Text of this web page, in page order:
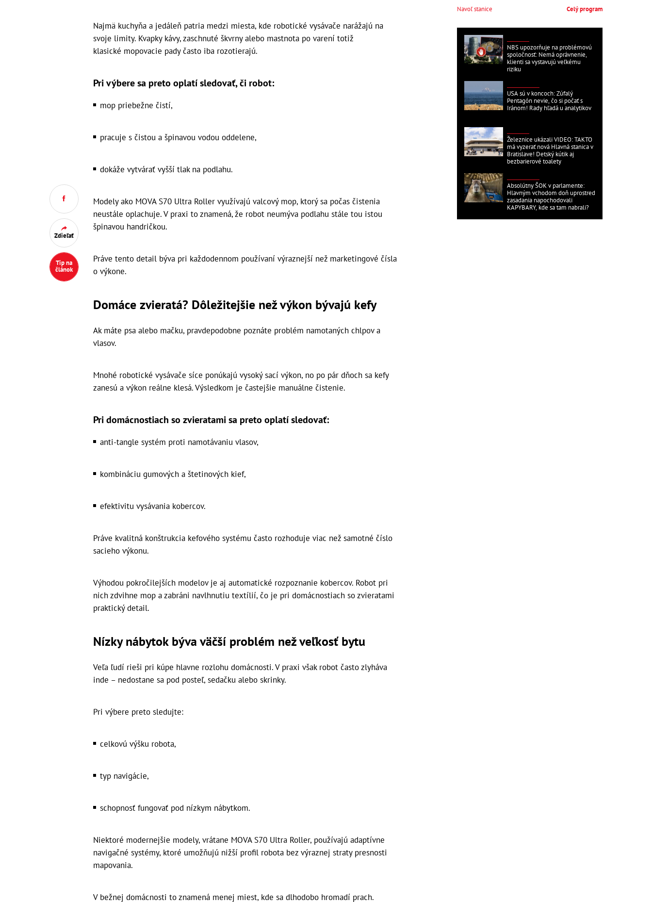
Zdieľať
Tip na
článok
Najmä kuchyňa a jedáleň patria medzi miesta, kde robotické vysávače narážajú na
svoje limity. Kvapky kávy, zaschnuté škvrny alebo mastnota po varení totiž
klasické mopovacie pady často iba rozotierajú.
Pri výbere sa preto oplatí sledovať, či robot:
mop priebežne čistí,
pracuje s čistou a špinavou vodou oddelene,
dokáže vytvárať vyšší tlak na podlahu.
Modely ako MOVA S70 Ultra Roller využívajú valcový mop, ktorý sa počas čistenia
neustále oplachuje. V praxi to znamená, že robot neumýva podlahu stále tou istou
špinavou handričkou.
Práve tento detail býva pri každodennom používaní výraznejší než marketingové čísla
o výkone.
Domáce zvieratá? Dôležitejšie než výkon bývajú kefy
Ak máte psa alebo mačku, pravdepodobne poznáte problém namotaných chlpov a
vlasov.
Mnohé robotické vysávače síce ponúkajú vysoký sací výkon, no po pár dňoch sa kefy
zanesú a výkon reálne klesá. Výsledkom je častejšie manuálne čistenie.
Pri domácnostiach so zvieratami sa preto oplatí sledovať:
anti-tangle systém proti namotávaniu vlasov,
kombináciu gumových a štetinových kief,
efektivitu vysávania kobercov.
Práve kvalitná konštrukcia kefového systému často rozhoduje viac než samotné číslo
sacieho výkonu.
Výhodou pokročilejších modelov je aj automatické rozpoznanie kobercov. Robot pri
nich zdvihne mop a zabráni navlhnutiu textílií, čo je pri domácnostiach so zvieratami
praktický detail.
Nízky nábytok býva väčší problém než veľkosť bytu
Veľa ľudí rieši pri kúpe hlavne rozlohu domácnosti. V praxi však robot často zlyháva
inde – nedostane sa pod posteľ, sedačku alebo skrinky.
Pri výbere preto sledujte:
celkovú výšku robota,
typ navigácie,
schopnosť fungovať pod nízkym nábytkom.
Niektoré modernejšie modely, vrátane MOVA S70 Ultra Roller, používajú adaptívne
navigačné systémy, ktoré umožňujú nižší profil robota bez výraznej straty presnosti
mapovania.
V bežnej domácnosti to znamená menej miest, kde sa dlhodobo hromadí prach.
Navoľ stanice Celý program
NBS upozorňuje na problémovú
spoločnosť: Nemá oprávnenie,
klienti sa vystavujú veľkému
riziku
USA sú v koncoch: Zúfalý
Pentagón nevie, čo si počať s
Iránom! Rady hľadá u analytikov
Železnice ukázali VIDEO: TAKTO
má vyzerať nová Hlavná stanica v
Bratislave! Detský kútik aj
bezbarierové toalety
Absolútny ŠOK v parlamente:
Hlavným vchodom doň uprostred
zasadania napochodovali
KAPYBARY, kde sa tam nabrali?